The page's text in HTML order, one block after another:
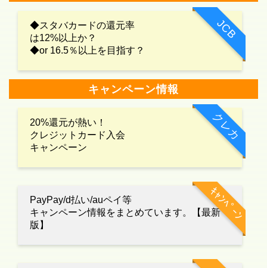
JCB
◆スタバカードの還元率
は12%以上か？
◆or 16.5％以上を目指す？
キャンペーン情報
クレカ
20%還元が熱い！
クレジットカード入会
キャンペーン
ｷｬﾝﾍﾟｰﾝ
PayPay/d払い/auペイ等
キャンペーン情報をまとめています。【最新
版】